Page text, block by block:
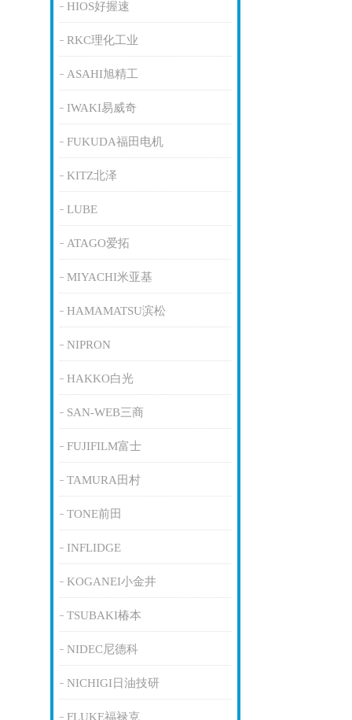
HIOS好握速
RKC理化工业
ASAHI旭精工
IWAKI易威奇
FUKUDA福田电机
KITZ北泽
LUBE
ATAGO爱拓
MIYACHI米亚基
HAMAMATSU滨松
NIPRON
HAKKO白光
SAN-WEB三商
FUJIFILM富士
TAMURA田村
TONE前田
INFLIDGE
KOGANEI小金井
TSUBAKI椿本
NIDEC尼德科
NICHIGI日油技研
FLUKE福禄克